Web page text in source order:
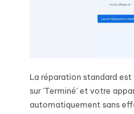
La réparation standard
sur 'Terminé' et votre
automatiquement sans